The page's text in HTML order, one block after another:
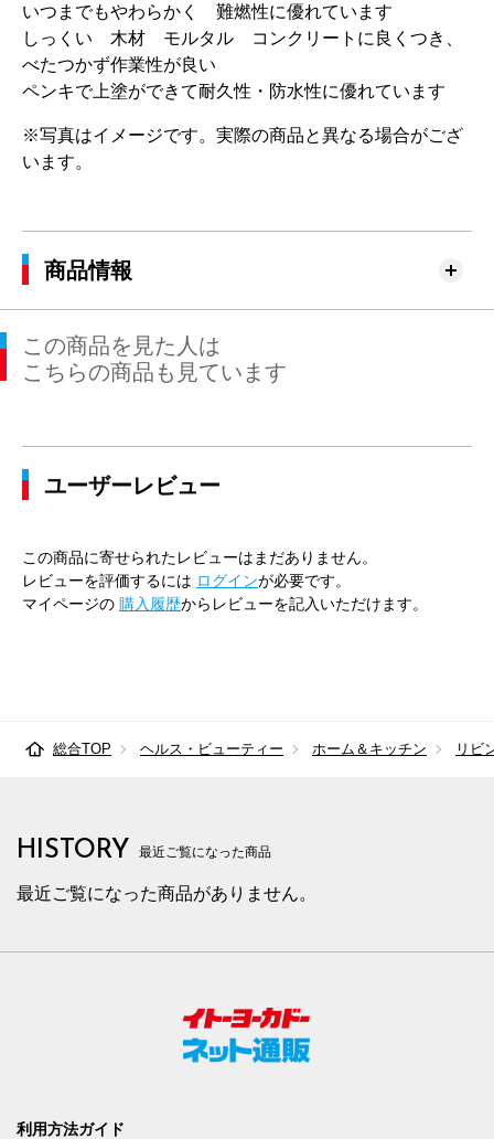
いつまでもやわらかく 難燃性に優れています
しっくい 木材 モルタル コンクリートに良くつき、
べたつかず作業性が良い
ペンキで上塗ができて耐久性・防水性に優れています
※写真はイメージです。実際の商品と異なる場合がござ
います。
商品情報
この商品を見た人は
こちらの商品も見ています
ユーザーレビュー
この商品に寄せられたレビューはまだありません。
レビューを評価するには ログインが必要です。
マイページの 購入履歴からレビューを記入いただけます。
総合TOP ヘルス・ビューティー ホーム＆キッチン リビ
HISTORY 最近ご覧になった商品
最近ご覧になった商品がありません。
利用方法ガイド